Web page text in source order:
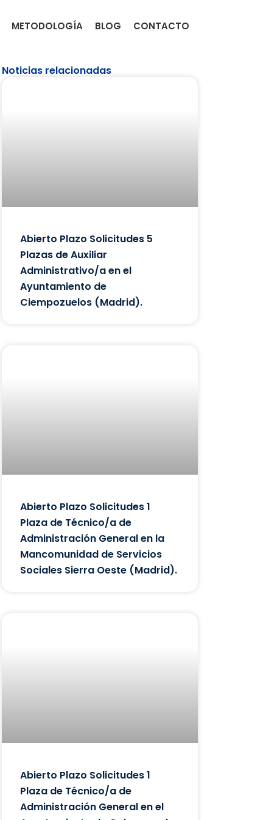
METODOLOGÍA BLOG CONTACTO
Noticias relacionadas
Abierto Plazo Solicitudes 5
Plazas de Auxiliar
Administrativo/a en el
Ayuntamiento de
Ciempozuelos (Madrid).
Abierto Plazo Solicitudes 1
Plaza de Técnico/a de
Administración General en la
Mancomunidad de Servicios
Sociales Sierra Oeste (Madrid).
Abierto Plazo Solicitudes 1
Plaza de Técnico/a de
Administración General en el